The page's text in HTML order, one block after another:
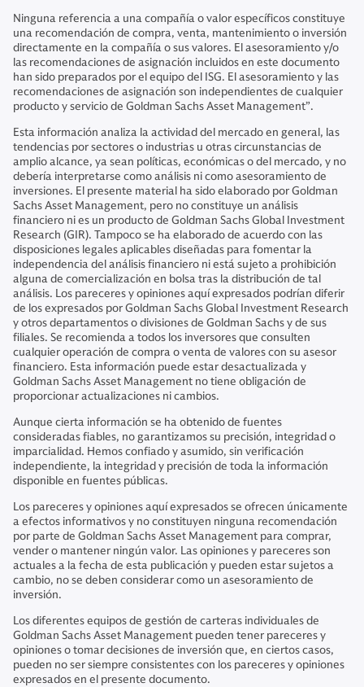
Ninguna referencia a una compañía o valor específicos constituye
una recomendación de compra, venta, mantenimiento o inversión
directamente en la compañía o sus valores. El asesoramiento y/o
las recomendaciones de asignación incluidos en este documento
han sido preparados por el equipo del ISG. El asesoramiento y las
recomendaciones de asignación son independientes de cualquier
producto y servicio de Goldman Sachs Asset Management”.
Esta información analiza la actividad del mercado en general, las
tendencias por sectores o industrias u otras circunstancias de
amplio alcance, ya sean políticas, económicas o del mercado, y no
debería interpretarse como análisis ni como asesoramiento de
inversiones. El presente material ha sido elaborado por Goldman
Sachs Asset Management, pero no constituye un análisis
financiero ni es un producto de Goldman Sachs Global Investment
Research (GIR). Tampoco se ha elaborado de acuerdo con las
disposiciones legales aplicables diseñadas para fomentar la
independencia del análisis financiero ni está sujeto a prohibición
alguna de comercialización en bolsa tras la distribución de tal
análisis. Los pareceres y opiniones aquí expresados podrían diferir
de los expresados por Goldman Sachs Global Investment Research
y otros departamentos o divisiones de Goldman Sachs y de sus
filiales. Se recomienda a todos los inversores que consulten
cualquier operación de compra o venta de valores con su asesor
financiero. Esta información puede estar desactualizada y
Goldman Sachs Asset Management no tiene obligación de
proporcionar actualizaciones ni cambios.
Aunque cierta información se ha obtenido de fuentes
consideradas fiables, no garantizamos su precisión, integridad o
imparcialidad. Hemos confiado y asumido, sin verificación
independiente, la integridad y precisión de toda la información
disponible en fuentes públicas.
Los pareceres y opiniones aquí expresados se ofrecen únicamente
a efectos informativos y no constituyen ninguna recomendación
por parte de Goldman Sachs Asset Management para comprar,
vender o mantener ningún valor. Las opiniones y pareceres son
actuales a la fecha de esta publicación y pueden estar sujetos a
cambio, no se deben considerar como un asesoramiento de
inversión.
Los diferentes equipos de gestión de carteras individuales de
Goldman Sachs Asset Management pueden tener pareceres y
opiniones o tomar decisiones de inversión que, en ciertos casos,
pueden no ser siempre consistentes con los pareceres y opiniones
expresados en el presente documento.